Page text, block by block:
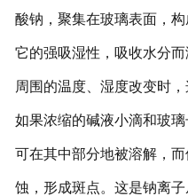
酸钠，聚集在玻璃表面，
它的强吸湿性，吸收水分
周围的温度、湿度改变时
如果浓缩的碱液小滴和玻
可在其中部分地被溶解，
蚀，形成斑点。这是钠离